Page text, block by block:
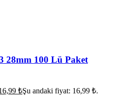
28mm 100 Lü Paket
₺Şu andaki fiyat: 16,99 ₺.